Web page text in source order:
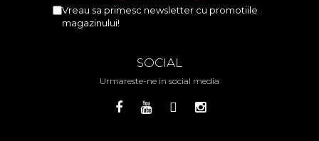
Vreau sa primesc newsletter cu promotiile
magazinului!
SOCIAL
Urmareste-ne in social media